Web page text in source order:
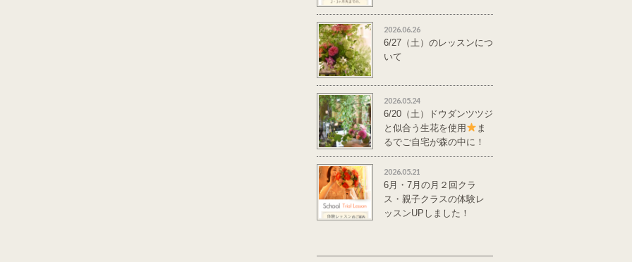
2026.06.26
6/27（土）のレッスンにつ
いて
2026.05.24
6/20（土）ドウダンツツジ
と似合う生花を使用
ま
るでご自宅が森の中に！
単発レッスンのご案
内
2026.05.21
6月・7月の月２回クラ
ス・親子クラスの体験レ
ッスンUPしました！